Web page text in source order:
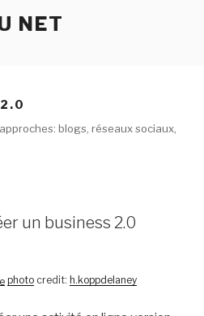
NET
blogs, réseaux sociaux,
un business 2.0
photo credit: h.koppdelaney